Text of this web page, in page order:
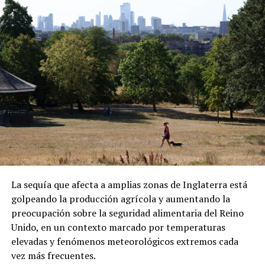
derechos”, sostuvo durante una videollamada desde la
capital centroafricana.
ADVERTISEMENT
Sánchez también denunció que los migrantes fueron
presionados para abordar el vuelo. Las declaraciones
forman parte de su testimonio y no han sido
confirmadas de manera independiente.
Una vez en República Centroafricana, las autoridades
La sequía que afecta a amplias zonas de Inglaterra está
golpeando la producción agrícola y aumentando la
preocupación sobre la seguridad alimentaria del Reino
Unido, en un contexto marcado por temperaturas
elevadas y fenómenos meteorológicos extremos cada
vez más frecuentes.